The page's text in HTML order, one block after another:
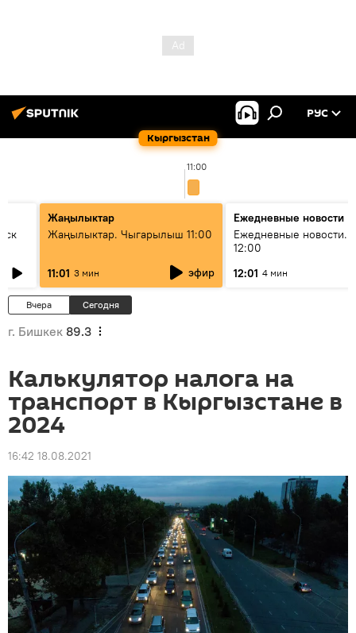
Кыргызстан
РУС
11:00
Жаңылыктар
Жаңылыктар. Чыгарылыш 11:00
11:01 3 мин эфир
Ежедневные новости
Ежедневные новости.
12:00
12:01 4 мин
Вчера Сегодня
г. Бишкек 89.3
Калькулятор налога на
транспорт в Кыргызстане в
2024
16:42 18.08.2021